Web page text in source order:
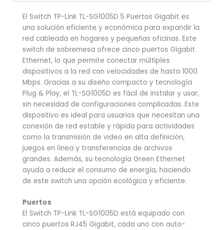
El Switch TP-Link TL-SG1005D 5 Puertos Gigabit es
una solución eficiente y económica para expandir la
red cableada en hogares y pequeñas oficinas. Este
switch de sobremesa ofrece cinco puertos Gigabit
Ethernet, lo que permite conectar múltiples
dispositivos a la red con velocidades de hasta 1000
Mbps. Gracias a su diseño compacto y tecnología
Plug & Play, el TL-SG1005D es fácil de instalar y usar,
sin necesidad de configuraciones complicadas. Este
dispositivo es ideal para usuarios que necesitan una
conexión de red estable y rápida para actividades
como la transmisión de video en alta definición,
juegos en línea y transferencias de archivos
grandes. Además, su tecnología Green Ethernet
ayuda a reducir el consumo de energía, haciendo
de este switch una opción ecológica y eficiente.
Puertos
El Switch TP-Link TL-SG1005D está equipado con
cinco puertos RJ45 Gigabit, cada uno con auto-